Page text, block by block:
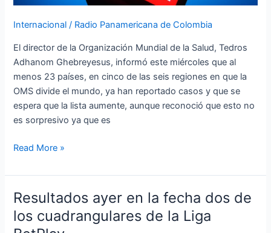
Internacional / Radio Panamericana de Colombia
El director de la Organización Mundial de la Salud, Tedros
Adhanom Ghebreyesus, informó este miércoles que al
menos 23 países, en cinco de las seis regiones en que la
OMS divide el mundo, ya han reportado casos y que se
espera que la lista aumente, aunque reconoció que esto no
es sorpresivo ya que es
se
espera
que
la
lista
aumente
Read More »
Resultados ayer en la fecha dos de
los cuadrangulares de la Liga
Resultados
ayer
en